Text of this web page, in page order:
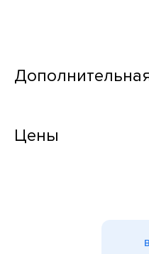
Цены